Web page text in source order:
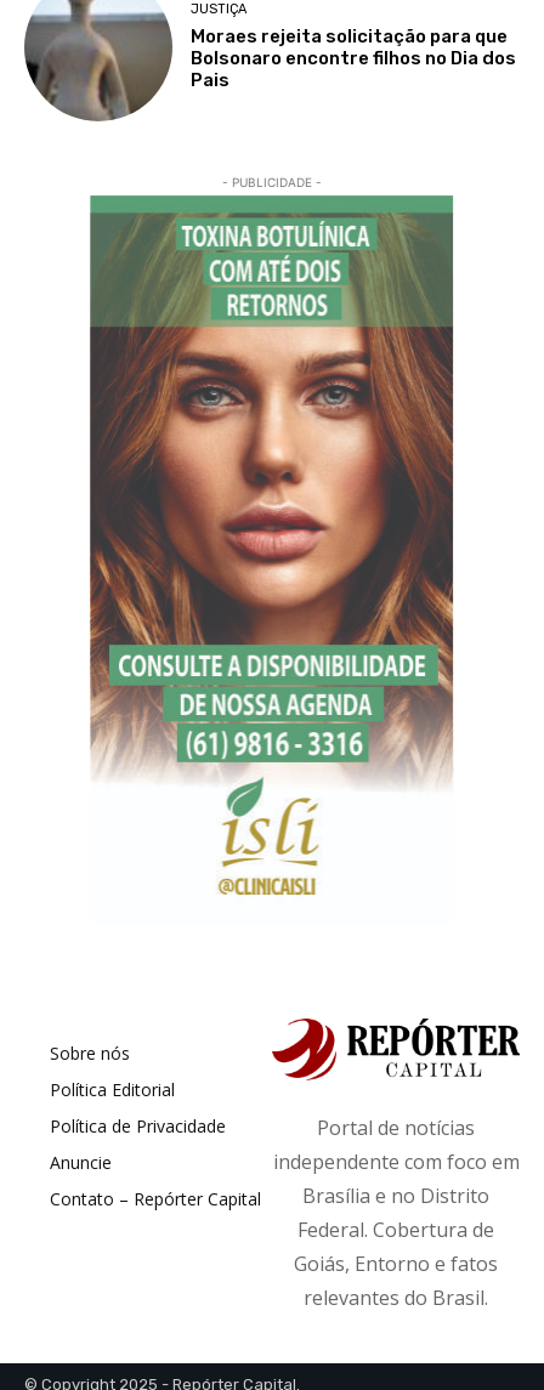
JUSTIÇA
Moraes rejeita solicitação para que
Bolsonaro encontre filhos no Dia dos
Pais
- PUBLICIDADE -
Sobre nós
Política Editorial
Política de Privacidade
Anuncie
Contato – Repórter Capital
Portal de notícias
independente com foco em
Brasília e no Distrito
Federal. Cobertura de
Goiás, Entorno e fatos
relevantes do Brasil.
© Copyright 2025 - Repórter Capital.